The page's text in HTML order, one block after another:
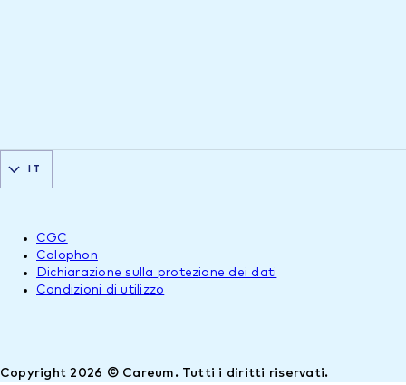
Copyright 2026 © Careum. Tutti i diritti riservati.
CGC
Colophon
Dichiarazione sulla protezione dei dati
Condizioni di utilizzo
IT